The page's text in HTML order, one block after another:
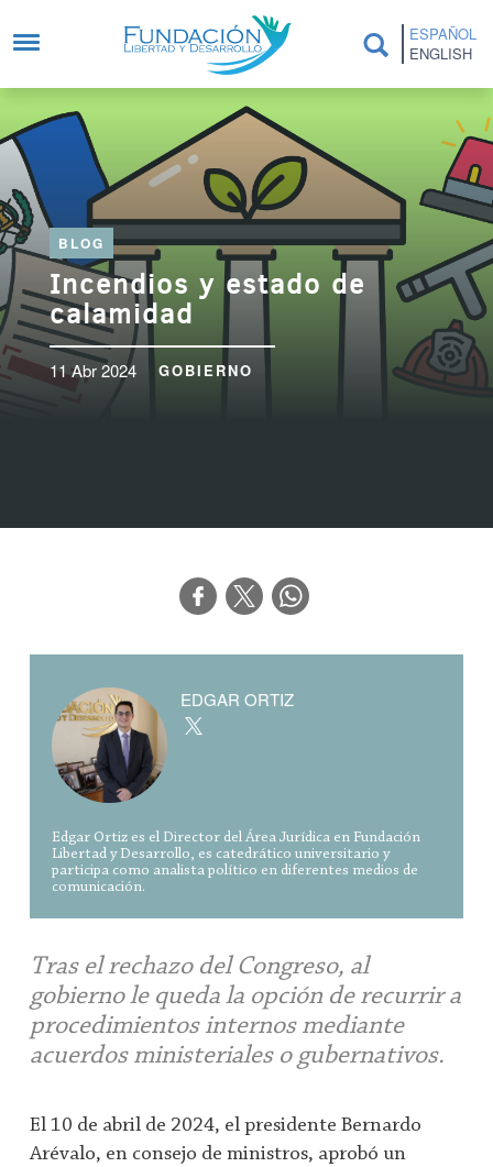
ESPAÑOL
ENGLISH
BLOG
Incendios y estado de
calamidad
11 Abr 2024 GOBIERNO
Tras el rechazo del Congreso, al
gobierno le queda la opción de recurrir a
procedimientos internos mediante
acuerdos ministeriales o gubernativos.
El 10 de abril de 2024, el presidente Bernardo
Arévalo, en consejo de ministros, aprobó un
EDGAR ORTIZ
Edgar Ortiz es el Director del Área Jurídica en Fundación
Libertad y Desarrollo, es catedrático universitario y
participa como analista político en diferentes medios de
comunicación.